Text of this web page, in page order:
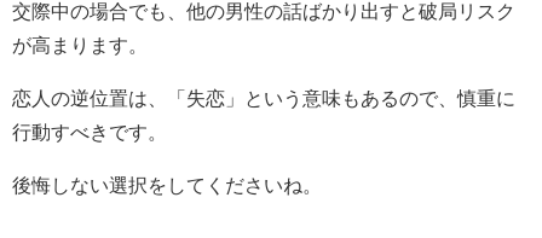
交際中の場合でも、他の男性の話ばかり出すと破局リスク
が高まります。
恋人の逆位置は、「失恋」という意味もあるので、慎重に
行動すべきです。
後悔しない選択をしてくださいね。